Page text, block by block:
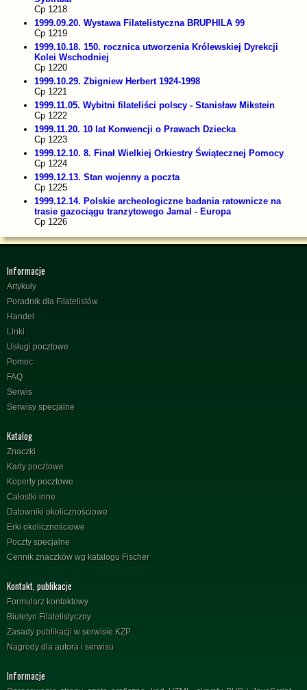
Cp 1218
1999.09.20. Wystawa Filatelistyczna BRUPHILA 99
Cp 1219
1999.10.18. 150. rocznica utworzenia Królewskiej Dyrekcji
Kolei Wschodniej
Cp 1220
1999.10.29. Zbigniew Herbert 1924-1998
Cp 1221
1999.11.05. Wybitni filateliści polscy - Stanisław Mikstein
Cp 1222
1999.11.20. 10 lat Konwencji o Prawach Dziecka
Cp 1223
1999.12.10. 8. Finał Wielkiej Orkiestry Świątecznej Pomocy
Cp 1224
1999.12.13. Stan wojenny a poczta
Cp 1225
1999.12.14. Polskie archeologiczne badania ratownicze na
trasie gazociągu tranzytowego Jamal - Europa
Cp 1226
Informacje
Artykuły
Poradnik dla Filatelistów
Handel
Linki
Usługi pocztowe
Pomoc
FAQ
Serwis
Serwisy specjalne
Katalog
Znaczki
Karty pocztowe
Koperty pocztowe
Całostki inne
Datowniki okolicznościowe
Erki okolicznościowe
Poczty specjalne
Cennik znaczków wg katalogu Fischer
Kontakt, publikacje
Formularz kontaktowy
Biuletyn Filatelistyczny
Zasady publikacji w serwisie KZP
Nagrody dla autora i serwisu
Informacje